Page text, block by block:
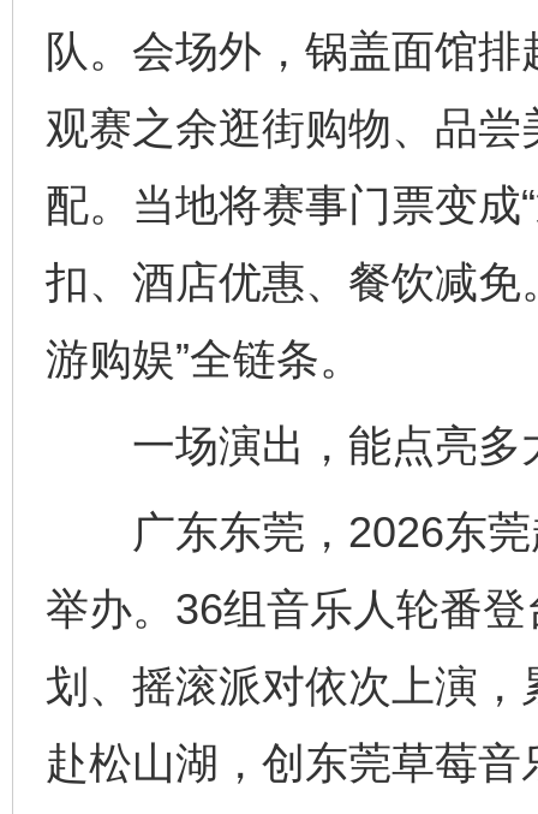
队。会场外，锅盖面馆
观赛之余逛街购物、品
配。当地将赛事门票变成
扣、酒店优惠、餐饮减免
游购娱”全链条。
一场演出，能点亮多
广东东莞，2026东莞
举办。36组音乐人轮番
划、摇滚派对依次上演
赴松山湖，创东莞草莓